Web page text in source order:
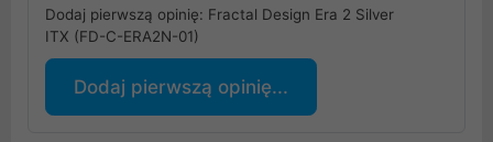
Dodaj pierwszą opinię: Fractal Design Era 2 Silver
ITX (FD-C-ERA2N-01)
Dodaj pierwszą opinię...